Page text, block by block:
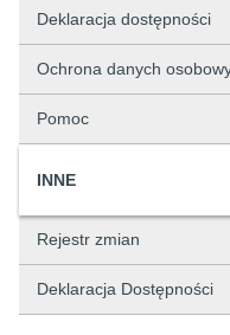
Deklaracja dostępności
Ochrona danych
Pomoc
INNE
Rejestr zmian
Deklaracja Dostępności